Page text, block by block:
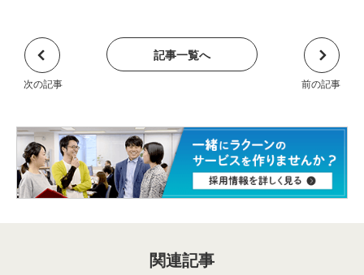
記事一覧へ
関連記事